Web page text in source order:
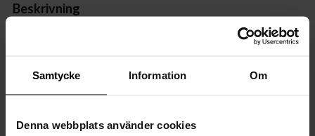
Samtycke Information Om
Denna webbplats använder cookies
Beskrivning
Åh nej, har ett glas till din lampa gått sönder? Ta det lugnt, det
löser vi! Reservglas Retrow Ø 10 cm passar till följande
Retrow plafond